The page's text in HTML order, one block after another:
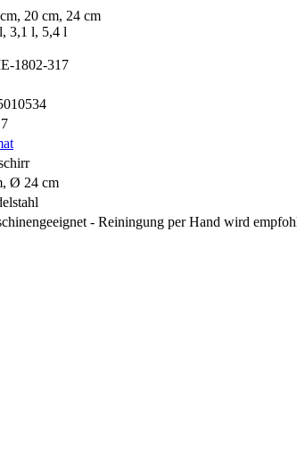
20 cm, 24 cm
3,1 l, 5,4 l
1802-317
Ø 24 cm
- Reiningung per Hand wird